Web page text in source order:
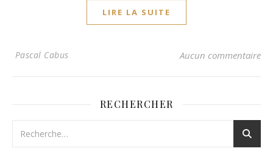
LIRE LA SUITE
Pascal Cabus Aucun commentaire
RECHERCHER